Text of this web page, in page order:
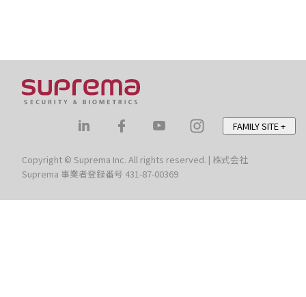
FAMILY SITE+
Copyright © Suprema Inc. All rights reserved. | 株式会社
Suprema 事業者登録番号 431-87-00369